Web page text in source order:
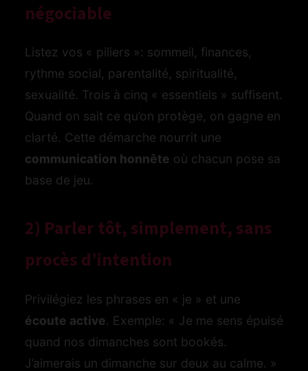
négociable
Listez vos « piliers »: sommeil, finances,
rythme social, parentalité, spiritualité,
sexualité. Trois à cinq « essentiels » suffisent.
Quand on sait ce qu’on protège, on gagne en
clarté. Cette démarche nourrit une
communication honnête où chacun pose sa
base de jeu.
2) Parler tôt, simplement, sans
procès d’intention
Privilégiez les phrases en « je » et une
écoute active. Exemple: « Je me sens épuisé
quand nos dimanches sont bookés.
J’aimerais un dimanche sur deux au calme. »